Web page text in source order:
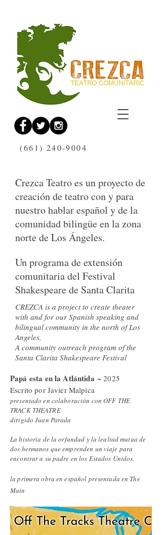
(661) 240-9004
Crezca Teatro es un proyecto de
creación de teatro con y para
nuestro hablar español y de la
comunidad bilingüe en la zona
norte de Los Ángeles.
Un programa de extensión
comunitaria del Festival
Shakespeare de Santa Clarita
CREZCA is a project to create theater
with and for our Spanish speaking and
bilingual community in the north of Los
Angeles.
A community outreach program of the
Santa Clarita Shakespeare Festival
Papá esta en la Atlántida ~ 2025
Escrito por Javier Malpica
presentado en colaboración con OFF THE
TRACK THEATRE
dirigido Juan Parada
​La historia de la orfandad y la lealtad mutua de
dos hermanos que emprenden un viaje para
encontrar a su padre en los Estados Unidos.
la primera obra en español presentada en The
Main